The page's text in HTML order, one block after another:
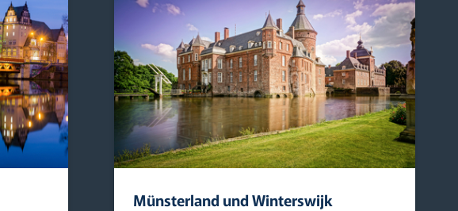
Münsterland und Winterswijk